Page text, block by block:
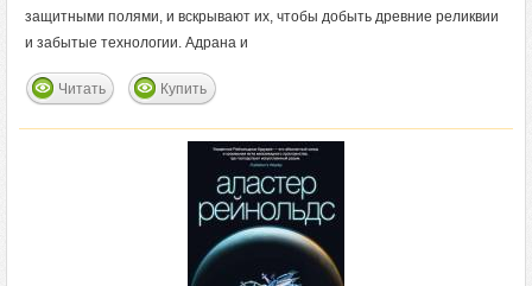
защитными полями, и вскрывают их, чтобы добыть древние реликвии
и забытые технологии. Адрана и
Читать Купить